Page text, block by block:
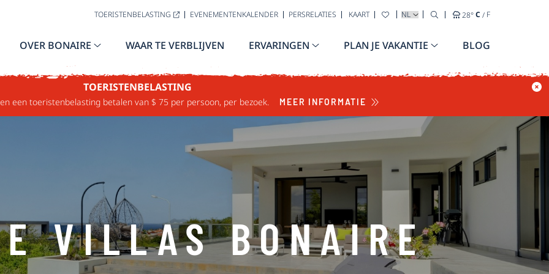
TOERISTENBELASTING EVENEMENTENKALENDER PERSRELATIES KAART TAAL SELECTEREN 28°C / F
OVER BONAIRE WAAR TE VERBLIJVEN ERVARINGEN PLAN JE VAKANTIE BLOG
TOERISTENBELASTING
een toeristenbelasting betalen van $ 75 per persoon, per bezoek. MEER INFORMATIE
VILLAS BONAIRE